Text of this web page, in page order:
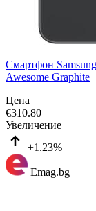
Смартфон
Awesome Graphite
Цена
€310.80
Увеличение
+1.23%
Emag.bg